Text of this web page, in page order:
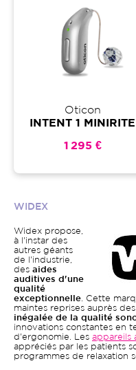
Oticon
INTENT 1 MINIRITE
1 295 €
WIDEX
Widex propose,
à l'instar des
autres géants
de l'industrie,
des aides
auditives d'une
qualité
exceptionnelle . Cette
maintes reprises auprès
inégalée de la qualité
innovations constantes en
d'ergonomie. Les appareils
appréciés par les patients
programmes de relaxation